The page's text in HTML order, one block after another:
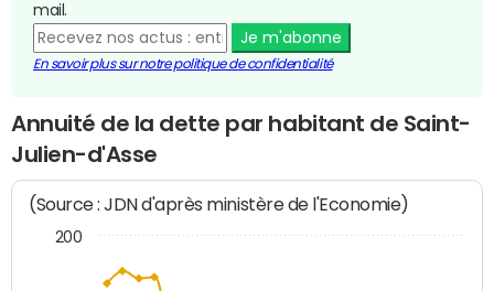
mail.
Je m'abonne
En savoir plus sur notre politique de confidentialité
Annuité de la dette par habitant de Saint-
Julien-d'Asse
(Source : JDN d'après ministère de l'Economie)
200